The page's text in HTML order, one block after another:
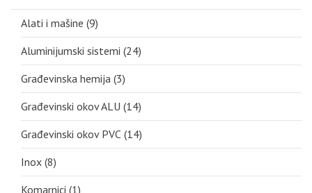
Alati i mašine (9)
Aluminijumski sistemi (24)
Građevinska hemija (3)
Građevinski okov ALU (14)
Građevinski okov PVC (14)
Inox (8)
Komarnici (1)